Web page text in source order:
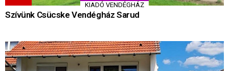
KIADÓ VENDÉGHÁZ
Szívünk Csücske Vendégház Sarud